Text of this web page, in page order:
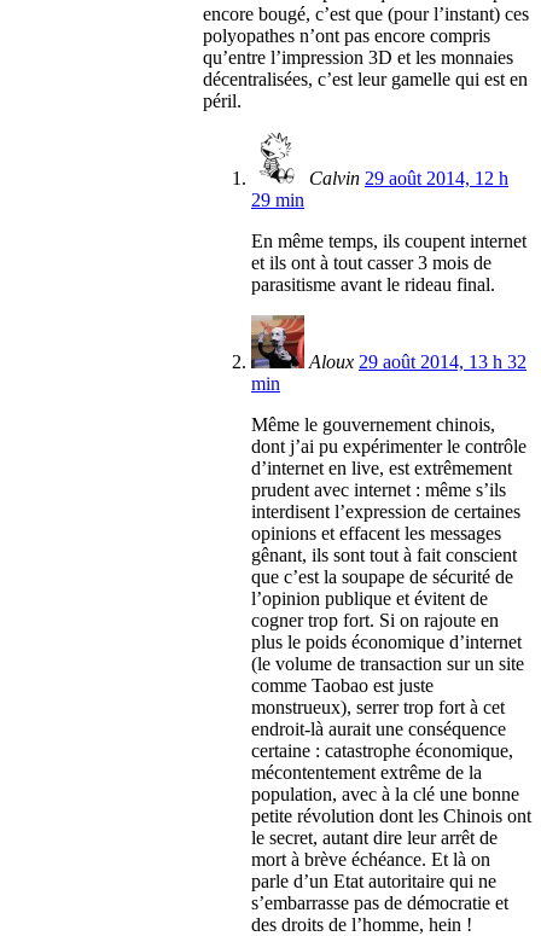
encore bougé, c’est que (pour l’instant) ces
polyopathes n’ont pas encore compris
qu’entre l’impression 3D et les monnaies
décentralisées, c’est leur gamelle qui est en
péril.
Calvin 29 août 2014, 12 h
29 min
En même temps, ils coupent internet
et ils ont à tout casser 3 mois de
parasitisme avant le rideau final.
Aloux 29 août 2014, 13 h 32
min
Même le gouvernement chinois,
dont j’ai pu expérimenter le contrôle
d’internet en live, est extrêmement
prudent avec internet : même s’ils
interdisent l’expression de certaines
opinions et effacent les messages
gênant, ils sont tout à fait conscient
que c’est la soupape de sécurité de
l’opinion publique et évitent de
cogner trop fort. Si on rajoute en
plus le poids économique d’internet
(le volume de transaction sur un site
comme Taobao est juste
monstrueux), serrer trop fort à cet
endroit-là aurait une conséquence
certaine : catastrophe économique,
mécontentement extrême de la
population, avec à la clé une bonne
petite révolution dont les Chinois ont
le secret, autant dire leur arrêt de
mort à brève échéance. Et là on
parle d’un Etat autoritaire qui ne
s’embarrasse pas de démocratie et
des droits de l’homme, hein !